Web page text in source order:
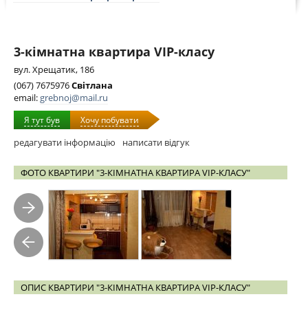
3-кімнатна квартира VIP-класу
вул. Хрещатик, 186
(067) 7675976Світлана
email: grebnoj@mail.ru
Я тут був Хочу побувати
редагувати інформацію написати відгук
ФОТО КВАРТИРИ "3-КІМНАТНА КВАРТИРА VIP-КЛАСУ"
ОПИС КВАРТИРИ "3-КІМНАТНА КВАРТИРА VIP-КЛАСУ"